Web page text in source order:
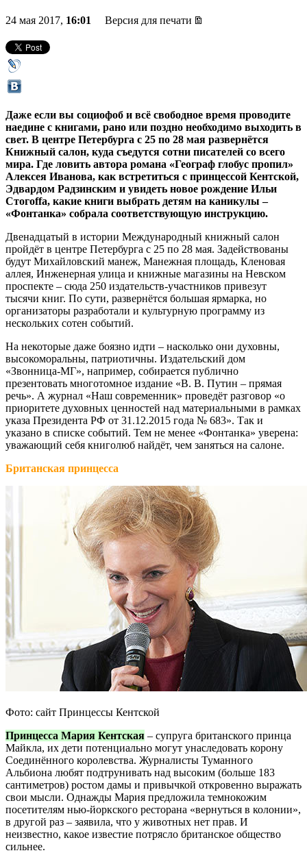
24 мая 2017, 16:01 Версия для печати
Даже если вы социофоб и всё свободное время проводите
наедине с книгами, рано или поздно необходимо выходить в
свет. В центре Петербурга с 25 по 28 мая развернётся
Книжный салон, куда съедутся сотни писателей со всего
мира. Где ловить автора романа «Географ глобус пропил»
Алексея Иванова, как встретиться с принцессой Кентской,
Эдвардом Радзинским и увидеть новое рождение Ильи
Стогoffа, какие книги выбрать детям на каникулы –
«Фонтанка» собрала соответствующую инструкцию.
Двенадцатый в истории Международный книжный салон
пройдёт в центре Петербурга с 25 по 28 мая. Задействованы
будут Михайловский манеж, Манежная площадь, Кленовая
аллея, Инженерная улица и книжные магазины на Невском
проспекте – сюда 250 издательств-участников привезут
тысячи книг. По сути, развернётся большая ярмарка, но
организаторы разработали и культурную программу из
нескольких сотен событий.
На некоторые даже боязно идти – насколько они духовны,
высокоморальны, патриотичны. Издательский дом
«Звонница-МГ», например, собирается публично
презентовать многотомное издание «В. В. Путин – прямая
речь». А журнал «Наш современник» проведёт разговор «о
приоритете духовных ценностей над материальными в рамках
указа Президента РФ от 31.12.2015 года № 683». Так и
указано в списке событий. Тем не менее «Фонтанка» уверена:
уважающий себя книголюб найдёт, чем заняться на салоне.
Британская принцесса
Фото: сайт Принцессы Кентской
Принцесса Мария Кентская – супруга британского принца
Майкла, их дети потенциально могут унаследовать корону
Соединённого королевства. Журналисты Туманного
Альбиона любят подтрунивать над высоким (больше 183
сантиметров) ростом дамы и привычкой откровенно выражать
свои мысли. Однажды Мария предложила темнокожим
посетителям нью-йоркского ресторана «вернуться в колонии»,
в другой раз – заявила, что у животных нет прав. И
неизвестно, какое известие потрясло британское общество
сильнее.